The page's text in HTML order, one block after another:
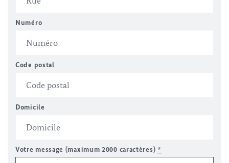
Numéro
Code postal
Domicile
Votre message (maximum 2000 caractères) *